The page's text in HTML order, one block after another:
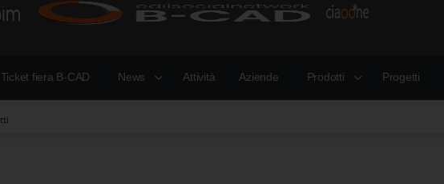
Ticket fiera B-CAD News Attività Aziende Prodotti Progetti